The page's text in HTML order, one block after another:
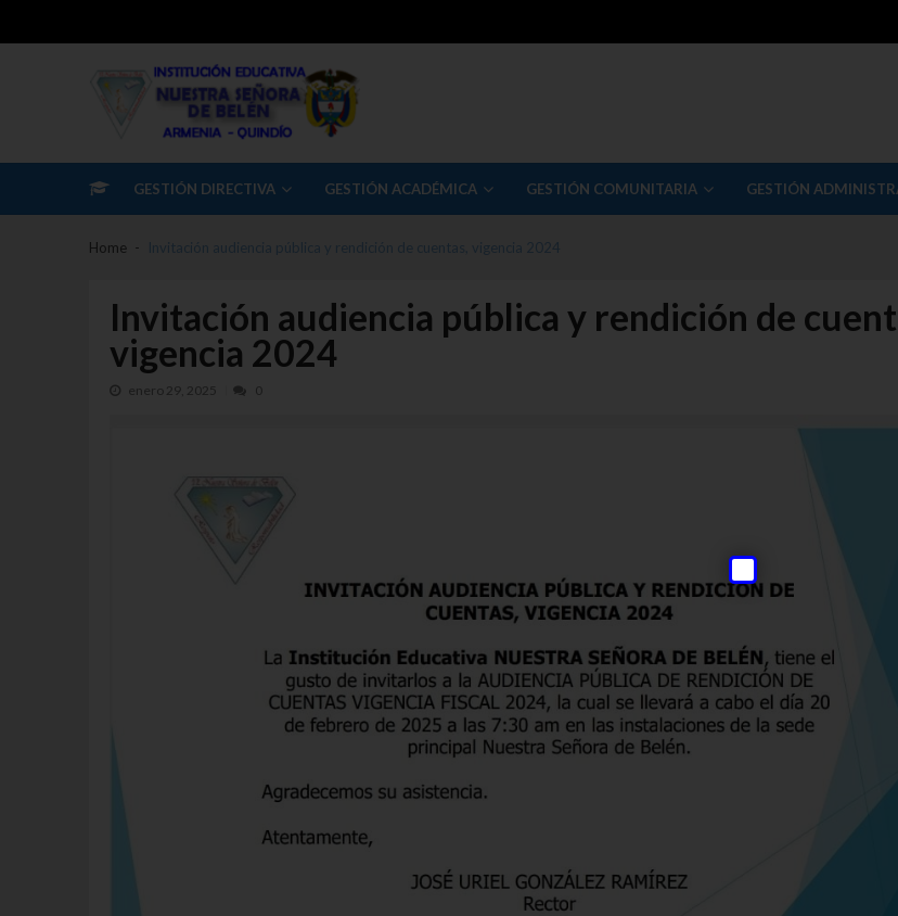
GESTIÓN DIRECTIVA GESTIÓN ACADÉMICA GESTIÓN COMUNITARIA GESTIÓN
Home Invitación audiencia pública y rendición de cuentas, vigencia 2024
Invitación audiencia pública y rendición de
vigencia 2024
enero 29, 2025 0